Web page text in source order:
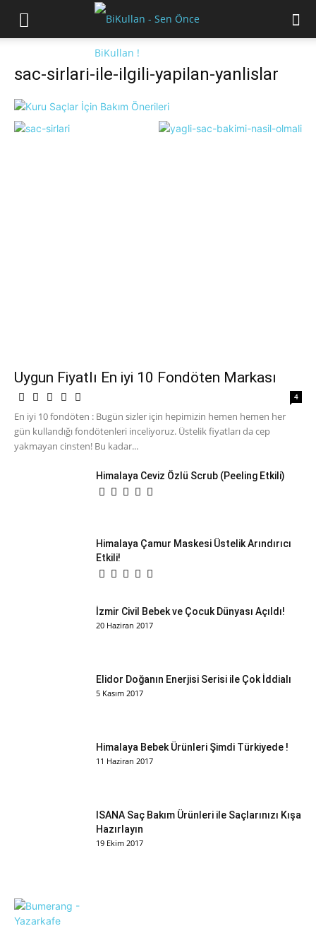
sac-sirlari-ile-ilgili-yapilan-yanlislar
Uygun Fiyatlı En iyi 10 Fondöten Markası
4
En iyi 10 fondöten : Bugün sizler için hepimizin hemen hemen her
gün kullandığı fondötenleri inceliyoruz. Üstelik fiyatları da cep
yakmayan cinsten! Bu kadar...
Himalaya Ceviz Özlü Scrub (Peeling Etkili)
Himalaya Çamur Maskesi Üstelik Arındırıcı
Etkili!
İzmir Civil Bebek ve Çocuk Dünyası Açıldı!
20 Haziran 2017
Elidor Doğanın Enerjisi Serisi ile Çok İddialı
5 Kasım 2017
Himalaya Bebek Ürünleri Şimdi Türkiyede !
11 Haziran 2017
ISANA Saç Bakım Ürünleri ile Saçlarınızı Kışa
Hazırlayın
19 Ekim 2017